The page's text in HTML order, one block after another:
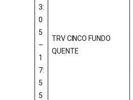
3:
0
5
–
1
7:
5
5
TRV CINCO FUNDO
QUENTE